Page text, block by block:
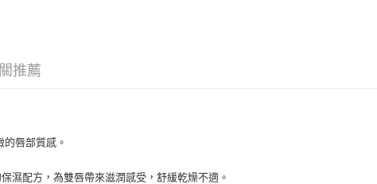
7-11取貨付款
推薦
唇部質感。
濕配方，為雙唇帶來滋潤感受，舒緩乾燥不適。